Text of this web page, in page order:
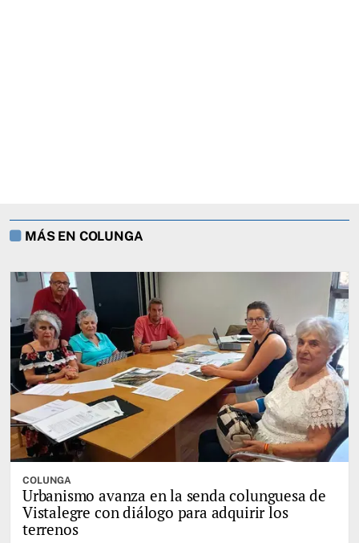
MÁS EN COLUNGA
COLUNGA
Urbanismo avanza en la senda colunguesa de
Vistalegre con diálogo para adquirir los
terrenos